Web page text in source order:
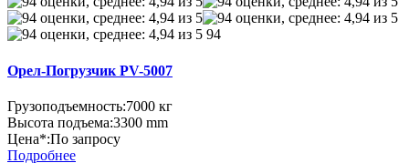
94
Орел-Погрузчик PV-5007
Грузоподъемность:7000 кг
Высота подъема:3300 mm
Цена*:По запросу
Подробнее